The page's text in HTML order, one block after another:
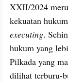
XXII/2024
kekuatan
executing.
hukum yang
Pilkada yang
dilihat terburu-